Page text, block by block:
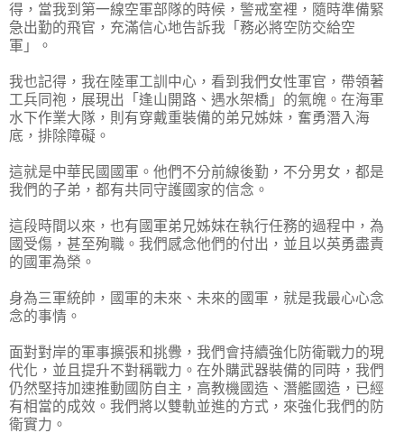
得，當我到第一線空軍部隊的時候，警戒室裡，隨時準備緊
急出勤的飛官，充滿信心地告訴我「務必將空防交給空
軍」。
我也記得，我在陸軍工訓中心，看到我們女性軍官，帶領著
工兵同袍，展現出「逢山開路、遇水架橋」的氣魄。在海軍
水下作業大隊，則有穿戴重裝備的弟兄姊妹，奮勇潛入海
底，排除障礙。
這就是中華民國國軍。他們不分前線後勤，不分男女，都是
我們的子弟，都有共同守護國家的信念。
這段時間以來，也有國軍弟兄姊妹在執行任務的過程中，為
國受傷，甚至殉職。我們感念他們的付出，並且以英勇盡責
的國軍為榮。
身為三軍統帥，國軍的未來、未來的國軍，就是我最心心念
念的事情。
面對對岸的軍事擴張和挑釁，我們會持續強化防衛戰力的現
代化，並且提升不對稱戰力。在外購武器裝備的同時，我們
仍然堅持加速推動國防自主，高教機國造、潛艦國造，已經
有相當的成效。我們將以雙軌並進的方式，來強化我們的防
衛實力。